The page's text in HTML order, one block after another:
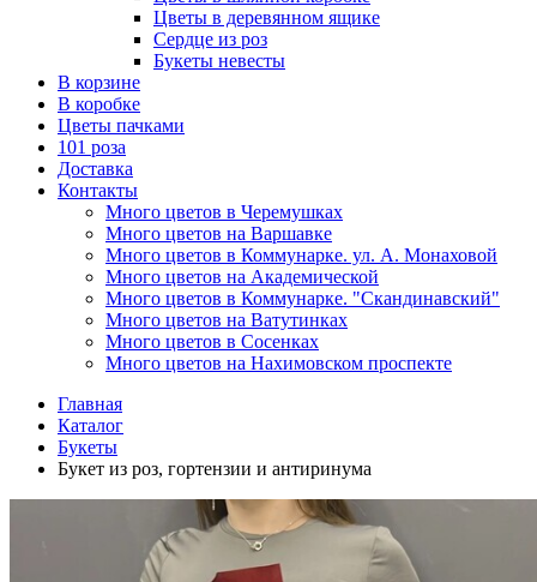
Цветы в деревянном ящике
Сердце из роз
Букеты невесты
В корзине
В коробке
Цветы пачками
101 роза
Доставка
Контакты
Много цветов в Черемушках
Много цветов на Варшавке
Много цветов в Коммунарке. ул. А. Монаховой
Много цветов на Академической
Много цветов в Коммунарке. "Скандинавский"
Много цветов на Ватутинках
Много цветов в Сосенках
Много цветов на Нахимовском проспекте
Главная
Каталог
Букеты
Букет из роз, гортензии и антиринума